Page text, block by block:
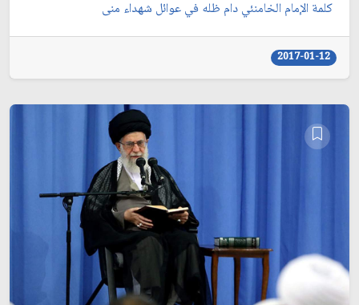
كلمة الإمام الخامنئي دام ظله في عوائل شهداء منى
2017-01-12